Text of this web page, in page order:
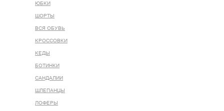
ЮБКИ
ШОРТЫ
ВСЯ ОБУВЬ
КРОССОВКИ
КЕДЫ
БОТИНКИ
САНДАЛИИ
ШЛЕПАНЦЫ
ЛОФЕРЫ